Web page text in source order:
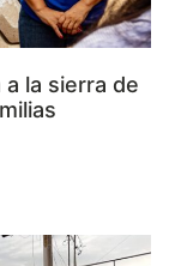
a la sierra de